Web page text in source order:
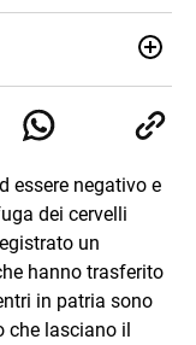
e quelle storie di
cultura e lifestyle,
essere negativo e
dei cervelli
un
hanno trasferito
in patria sono
che lasciano il